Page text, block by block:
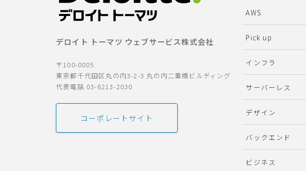
デロイト トーマツ ウェブサービス株式会社
〒100-0005
東京都千代田区丸の内3-2-3 丸の内二重橋ビルディング
代表電話 03-6213-2030
コーポレートサイト
AWS
Pick up
インフラ
サーバーレス
デザイン
バックエンド
ビジネス